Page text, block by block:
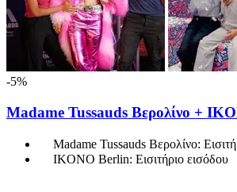
-5%
Madame Tussauds Βερολίνο +
Madame Tussauds Βερολίνο:
IKONO Berlin: Εισιτήριο εισόδου